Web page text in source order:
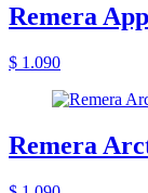
Remera
$ 1.090
Remera